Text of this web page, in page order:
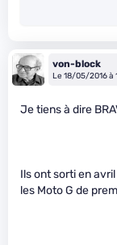
von-block
Le 18/05/2016 à
Je tiens à dire
Ils ont sorti en
les Moto G de